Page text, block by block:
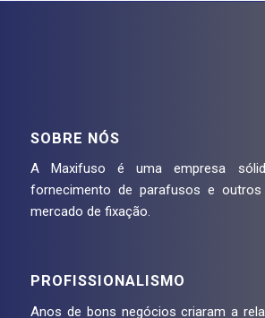
SOBRE NÓS
A Maxifuso é uma empresa
fornecimento de parafusos e
mercado de fixação.
PROFISSIONALISMO
Anos de bons negócios criaram a